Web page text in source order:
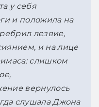
у себя
и положила на
лезвие,
и на лице
слишком
вернулось
слушала Джона